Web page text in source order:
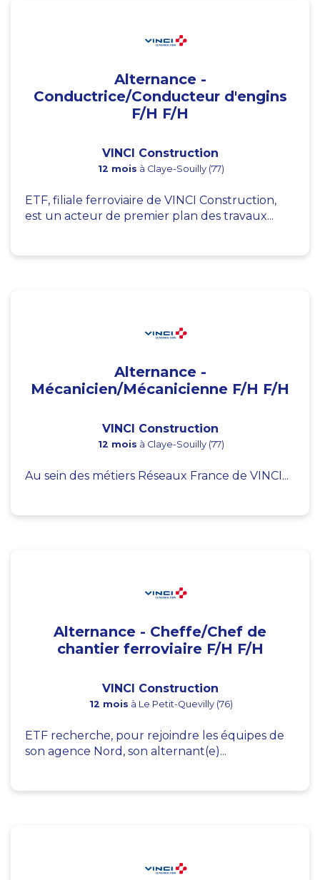
Alternance -
Conductrice/Conducteur d'engins
F/H F/H
VINCI Construction
12 mois à Claye-Souilly (77)
ETF, filiale ferroviaire de VINCI Construction,
est un acteur de premier plan des travaux...
Alternance -
Mécanicien/Mécanicienne F/H F/H
VINCI Construction
12 mois à Claye-Souilly (77)
Au sein des métiers Réseaux France de VINCI...
Alternance - Cheffe/Chef de
chantier ferroviaire F/H F/H
VINCI Construction
12 mois à Le Petit-Quevilly (76)
ETF recherche, pour rejoindre les équipes de
son agence Nord, son alternant(e)...